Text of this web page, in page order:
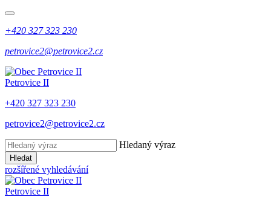
+420 327 323 230
petrovice2@petrovice2.cz
Petrovice II
+420 327 323 230
petrovice2@petrovice2.cz
Hledaný výraz
Hledat
rozšířené vyhledávání
Petrovice II